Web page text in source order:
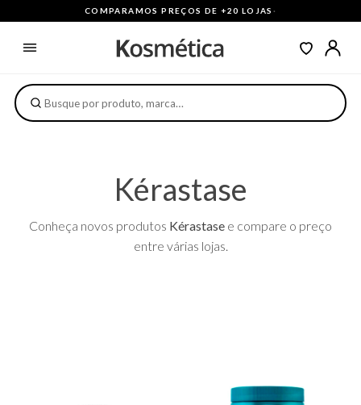
COMPARAMOS PREÇOS DE +20 LOJAS ·
Kérastase
Conheça novos produtos Kérastase e compare o preço
entre várias lojas.